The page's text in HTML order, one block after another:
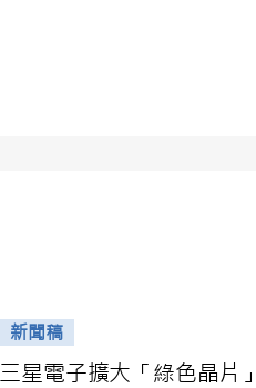
新聞稿
三星電子擴大「綠色晶片